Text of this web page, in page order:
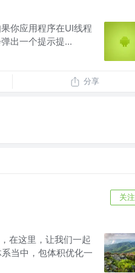
你应用程序在UI线程
出一个提示提...
分享
关注
在这里，让我们一起
当中，包体积优化一